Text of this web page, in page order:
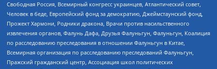
Свободная Россия, Всемирный конгресс украинцев, Атлантический совет,
Человек в беде, Европейский фонд за демократию, Джеймстаунский фонд,
Прожект Хармони, Родники дракона, Врачи против насильственного
извлечения органов, Фалунь Дафа, Друзья Фалуньгун, Фалуньгун, Коалиция
по расследованию преследования в отношении Фалуньгун в Китае,
Всемирная организация по расследованию преследований Фалуньгун,
Пражский гражданский центр, Ассоциация школ политических